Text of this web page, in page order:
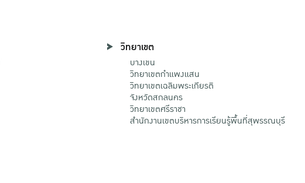
วิทยาเขต
บางเขน
วิทยาเขตกําแพงแสน
วิทยาเขตเฉลิมพระเกียรติ
จังหวัดสกลนคร
วิทยาเขตศรีราชา
สำนักงานเขตบริหารการเรียนรู้พื้นที่สุพรรณบุรี